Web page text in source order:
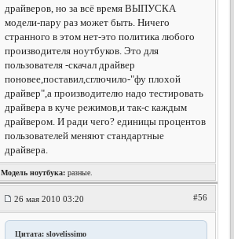
драйверов, но за всё время ВЫПУСКА
модели-пару раз может быть. Ничего
странного в этом нет-это политика любого
производителя ноутбуков. Это для
пользователя -скачал драйвер
поновее,поставил,сглючило-"фу плохой
драйвер",а производителю надо тестировать
драйвера в куче режимов,и так-с каждым
драйвером. И ради чего? единицы процентов
пользователей меняют стандартные
драйвера.
Модель ноутбука: разные.
26 мая 2010 03:20 #56
Цитата: slovelissimo